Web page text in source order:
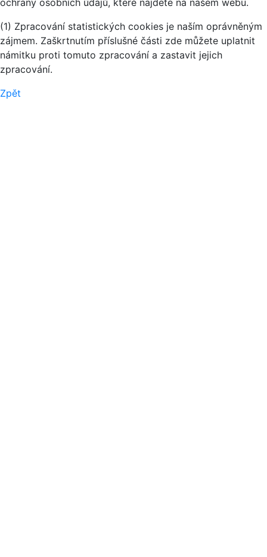
(1) Zpracování statistických cookies je naším oprávněným
zájmem. Zaškrtnutím příslušné části zde můžete uplatnit
námitku proti tomuto zpracování a zastavit jejich
zpracování.
Zpět